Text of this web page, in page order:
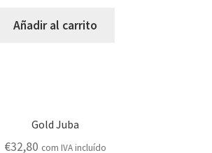
Añadir al carrito
Gold Juba
€32,80 com IVA incluído